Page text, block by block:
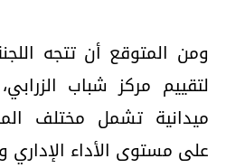
ومن المتوقع أن تتجه
لتقييم مركز شباب
ميدانية تشمل مختلف
على مستوى الأداء الإداري